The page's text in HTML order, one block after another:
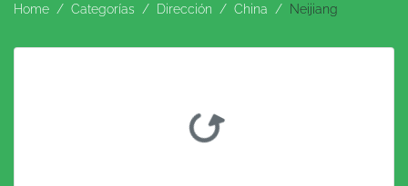
Home Categorías Dirección China Neijiang